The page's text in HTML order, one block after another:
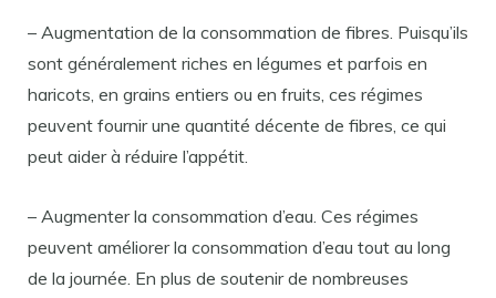
– Augmentation de la consommation de fibres. Puisqu’ils
sont généralement riches en légumes et parfois en
haricots, en grains entiers ou en fruits, ces régimes
peuvent fournir une quantité décente de fibres, ce qui
peut aider à réduire l’appétit.
– Augmenter la consommation d’eau. Ces régimes
peuvent améliorer la consommation d’eau tout au long
de la journée. En plus de soutenir de nombreuses